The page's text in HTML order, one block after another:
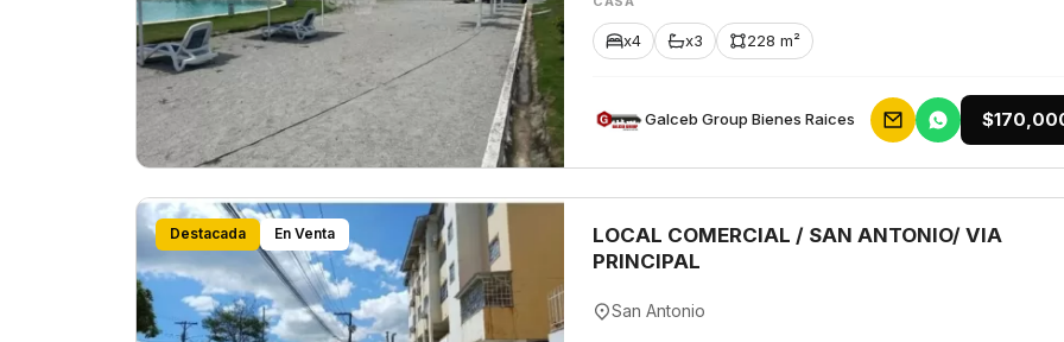
x4 x3 228 m²
Galceb Group Bienes Raices
Destacada En Venta
LOCAL COMERCIAL / SAN ANTONIO/ VIA
PRINCIPAL
San Antonio